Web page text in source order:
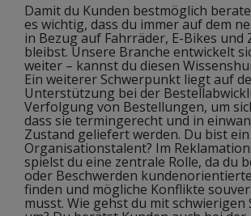
Damit du Kunden bestmöglich
es wichtig, dass du immer auf dem
in Bezug auf Fahrräder, E-Bikes und
bleibst. Unsere Branche entwickelt
weiter – kannst du diesen
Ein weiterer Schwerpunkt liegt auf
Unterstützung bei der
Verfolgung von Bestellungen, um
dass sie termingerecht und in
Zustand geliefert werden. Du bist ein
Organisationstalent? Im
spielst du eine zentrale Rolle, da du
oder Beschwerden
finden und mögliche Konflikte
musst. Wie gehst du mit schwierigen